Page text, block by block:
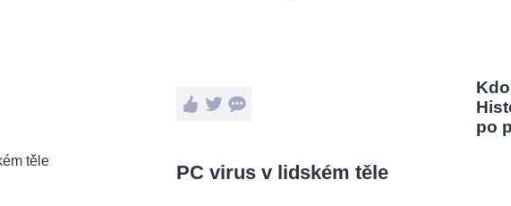
PC virus v lidském těle
po